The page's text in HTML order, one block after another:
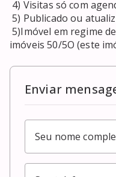
5) Publicado ou atualizado em AGOSTO 2022
5)Imóvel em regime de parceria com corretor de
imóveis 50/5O (este
Enviar